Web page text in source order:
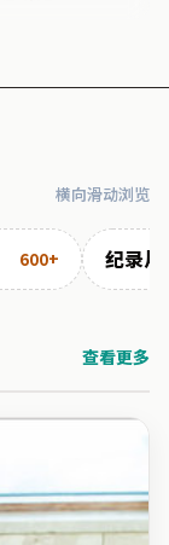
横向滑动浏览
600+ 纪录片
查看更多